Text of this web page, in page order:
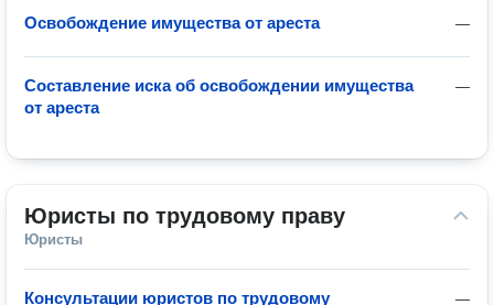
—
Освобождение имущества от ареста
—
Составление иска об освобождении имущества
от ареста
Юристы по трудовому праву
Юристы
—
Консультации юристов по трудовому